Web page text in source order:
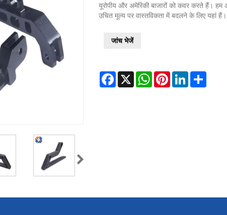
यूरोपीय और अमेरिकी बाजारों को कवर करते हैं।
उचित मूल्य पर वास्तविकता में बदलने के लिए यहां हैं।
जांच भेजें
Facebook
X WhatsAppPinterestLinkedIn